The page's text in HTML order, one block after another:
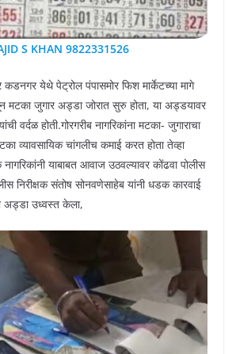
S KHAN 9822331526
येथे पेट्रोल पंपासमोर फिश मार्केटच्या मागे
मटका जुगार अड्डा जोरात सुरु होता, या अड्डयावर
वर्दळ होती.गोरगरीब नागरिकांना मटका- जुगाराचा
व्यावसायिक चांगलीच कमाई करत होता तेव्हा
याबाबत आवाज उठवल्यावर कोंढवा पोलीस
निरीक्षक संतोष सोनवणेसाहेब यांनी धडक कारवाई
अड्डा उध्वस्त केला,